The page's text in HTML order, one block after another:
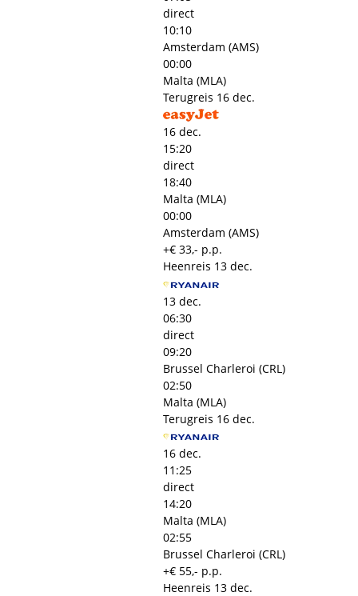
direct
10:10
Amsterdam (AMS)
00:00
Malta (MLA)
Terugreis 16 dec.
16 dec.
15:20
direct
18:40
Malta (MLA)
00:00
Amsterdam (AMS)
+€ 33,- p.p.
Heenreis 13 dec.
13 dec.
06:30
direct
09:20
Brussel Charleroi (CRL)
02:50
Malta (MLA)
Terugreis 16 dec.
16 dec.
11:25
direct
14:20
Malta (MLA)
02:55
Brussel Charleroi (CRL)
+€ 55,- p.p.
Heenreis 13 dec.